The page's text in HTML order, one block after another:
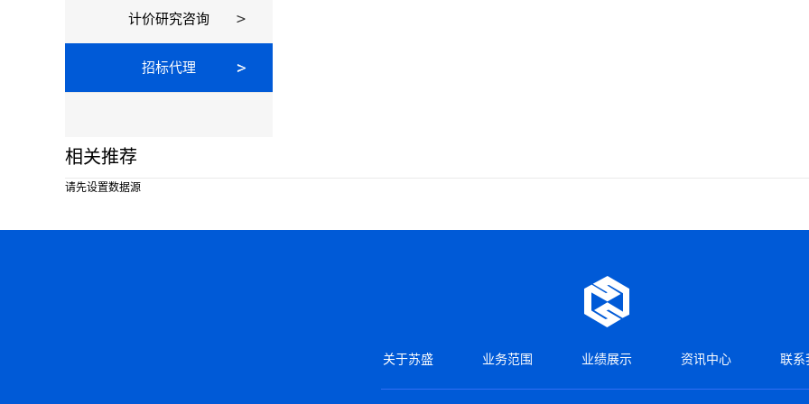
计价研究咨询
招标代理
相关推荐
请先设置数据源
关于苏盛 业务范围 业绩展示 资讯中心 联系